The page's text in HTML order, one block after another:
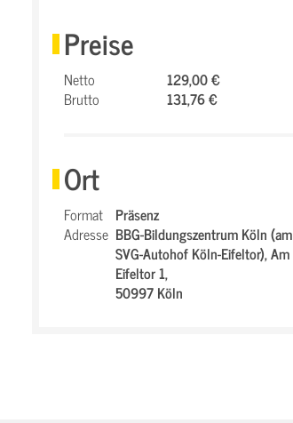
Preise
Netto
129,00 €
Brutto
131,76 €
Ort
Format Präsenz
Adresse BBG-Bildungszentrum Köln (am
SVG-Autohof Köln-Eifeltor),Am
Eifeltor 1,
50997 Köln